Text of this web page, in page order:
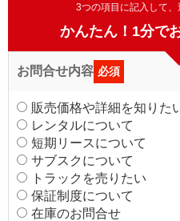
3つの項目に記入して、
かんたん！1分で
お問合せ内容 必須
販売価格や詳細を知りた
レンタルについて
短期リースについて
サブスクについて
トラックを売りたい
保証制度について
在庫のお問合せ